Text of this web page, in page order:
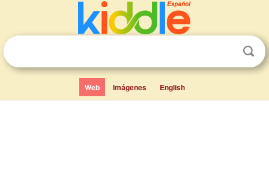
Web Imágenes English